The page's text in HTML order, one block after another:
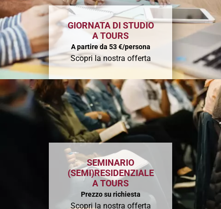
GIORNATA DI STUDIO
A TOURS
A partire da 53 €/persona
Scopri la nostra offerta
SEMINARIO
(SEMI)RESIDENZIALE
A TOURS
Prezzo su richiesta
Scopri la nostra offerta